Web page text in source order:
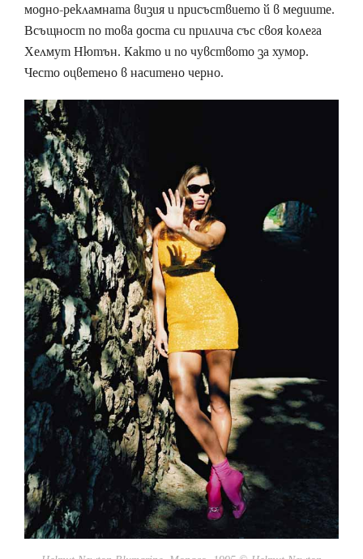
модно-рекламната визия и присъствието й в медиите.
Всъщност по това доста си прилича със своя колега
Хелмут Нютън. Както и по чувството за хумор.
Често оцветено в наситено черно.